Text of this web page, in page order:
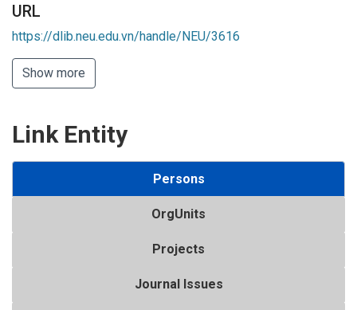
URL
https://dlib.neu.edu.vn/handle/NEU/3616
Show more
Link Entity
Persons
OrgUnits
Projects
Journal Issues